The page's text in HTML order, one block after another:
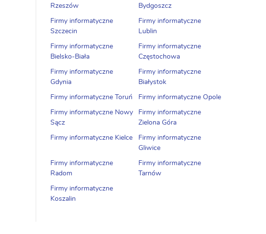
Rzeszów
Bydgoszcz
Firmy informatyczne
Szczecin
Firmy informatyczne
Lublin
Firmy informatyczne
Bielsko-Biała
Firmy informatyczne
Częstochowa
Firmy informatyczne
Gdynia
Firmy informatyczne
Białystok
Firmy informatyczne Toruń Firmy informatyczne Opole
Firmy informatyczne Nowy
Sącz
Firmy informatyczne
Zielona Góra
Firmy informatyczne Kielce
Firmy informatyczne
Gliwice
Firmy informatyczne
Radom
Firmy informatyczne
Tarnów
Firmy informatyczne
Koszalin